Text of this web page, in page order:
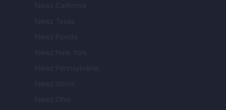
Newz California
Newz Texas
Newz Florida
Newz New York
Newz Pennsylvania
Newz Illinois
Newz Ohio